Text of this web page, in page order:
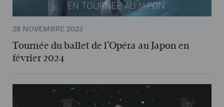
28 NOVEMBRE 2023
Tournée du ballet de l'Opéra au Japon en
février 2024